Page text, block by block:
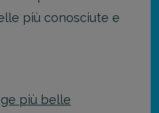
più conosciute e
più belle